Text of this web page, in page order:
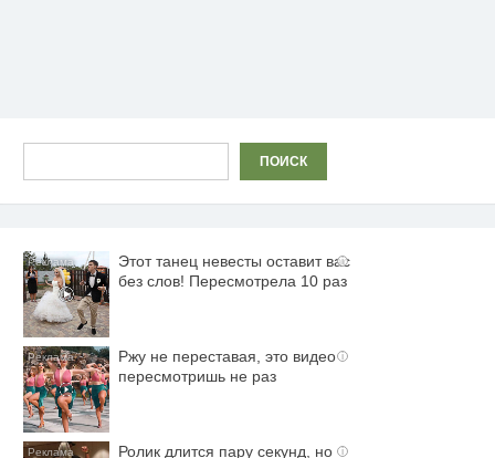
ПОИСК
i
Этот танец невесты оставит вас
без слов! Пересмотрела 10 раз
i
Ржу не переставая, это видео
пересмотришь не раз
i
Ролик длится пару секунд, но